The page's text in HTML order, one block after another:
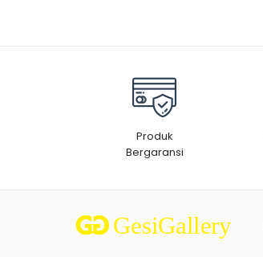
Produk
Bergaransi